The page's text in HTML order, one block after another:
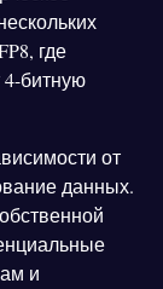
где
битную
от
данных.
и